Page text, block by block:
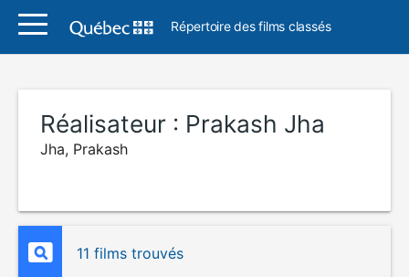
Répertoire des films classés
Réalisateur : Prakash Jha
Jha, Prakash
11 films trouvés